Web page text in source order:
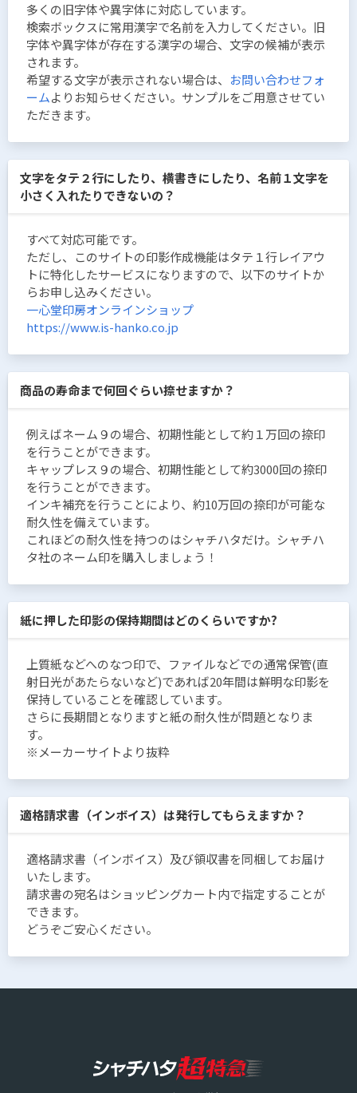
多くの旧字体や異字体に対応しています。
検索ボックスに常用漢字で名前を入力してください。旧
字体や異字体が存在する漢字の場合、文字の候補が表示
されます。
希望する文字が表示されない場合は、 お問い合わせフォ
ームよりお知らせください。サンプルをご用意させてい
ただきます。
文字をタテ２行にしたり、横書きにしたり、名前１文字を
小さく入れたりできないの？
すべて対応可能です。
ただし、このサイトの印影作成機能はタテ１行レイアウ
トに特化したサービスになりますので、以下のサイトか
らお申し込みください。
一心堂印房オンラインショップ
https://www.is-hanko.co.jp
商品の寿命まで何回ぐらい捺せますか？
例えばネーム９の場合、初期性能として約１万回の捺印
を行うことができます。
キャップレス９の場合、初期性能として約3000回の捺印
を行うことができます。
インキ補充を行うことにより、約10万回の捺印が可能な
耐久性を備えています。
これほどの耐久性を持つのはシャチハタだけ。シャチハ
タ社のネーム印を購入しましょう！
紙に押した印影の保持期間はどのくらいですか?
上質紙などへのなつ印で、ファイルなどでの通常保管(直
射日光があたらないなど)であれば20年間は鮮明な印影を
保持していることを確認しています。
さらに長期間となりますと紙の耐久性が問題となりま
す。
※メーカーサイトより抜粋
適格請求書（インボイス）は発行してもらえますか？
適格請求書（インボイス）及び領収書を同梱してお届け
いたします。
請求書の宛名はショッピングカート内で指定することが
できます。
どうぞご安心ください。